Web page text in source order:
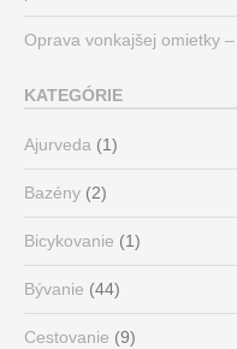
Oprava vonkajšej omietky
KATEGÓRIE
Ajurveda (1)
Bazény (2)
Bicykovanie (1)
Bývanie (44)
Cestovanie (9)